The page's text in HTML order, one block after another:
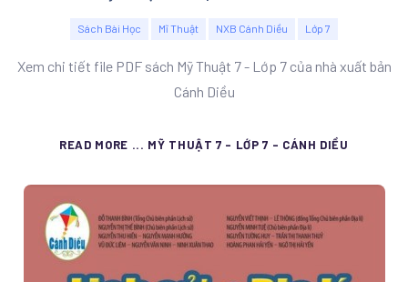
Sách Bài Học Mĩ Thuật NXB Cánh Diều Lớp 7
Xem chi tiết file PDF sách Mỹ Thuật 7 - Lớp 7 của nhà xuất bản
Cánh Diều
READ MORE ... MỸ THUẬT 7 - LỚP 7 - CÁNH DIỀU